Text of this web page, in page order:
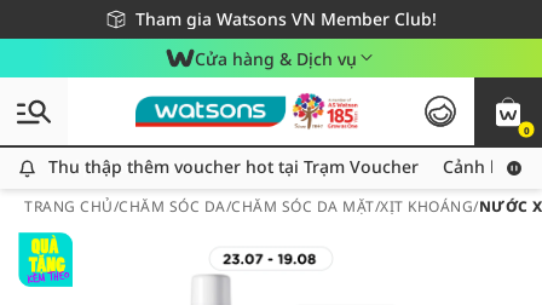
Tham gia Watsons VN Member Club!
Miễn phí giao hàng cho đơn hàng từ 249,000Đ
Giao hàng nhanh 24h - Áp dụng khu vực TP. Hồ Chí Minh
Cửa hàng & Dịch vụ
0
Thu thập thêm voucher hot tại Trạm Voucher
Thu thập thêm voucher hot tại Trạm Voucher Cảnh báo
TRANG CHỦ/CHĂM SÓC DA/CHĂM SÓC DA MẶT/XỊT KHOÁNG/NƯỚC